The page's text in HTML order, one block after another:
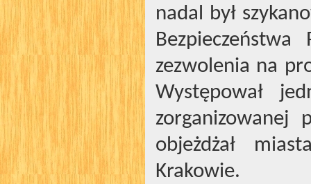
nadal był
zezwolenia na
Występował
zorganizowanej
objeżdżał
Krakowie.